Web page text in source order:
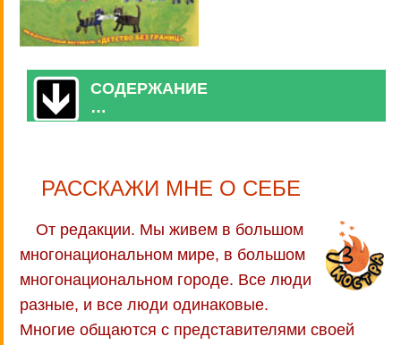
СОДЕРЖАНИЕ
…
РАССКАЖИ МНЕ О СЕБЕ
От редакции. Мы живем в большом
многонациональном мире, в большом
многонациональном городе. Все люди
разные, и все люди одинаковые.
Многие общаются с представителями своей